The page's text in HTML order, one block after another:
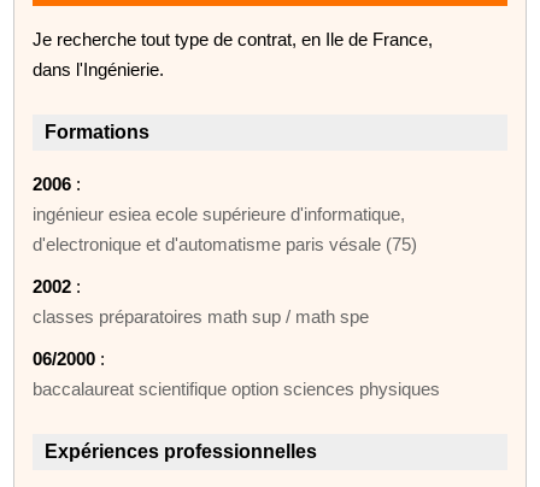
Je recherche tout type de contrat, en Ile de France,
dans l'Ingénierie.
Formations
2006 :
ingénieur esiea ecole supérieure d'informatique,
d'electronique et d'automatisme paris vésale (75)
2002 :
classes préparatoires math sup / math spe
06/2000 :
baccalaureat scientifique option sciences physiques
Expériences professionnelles